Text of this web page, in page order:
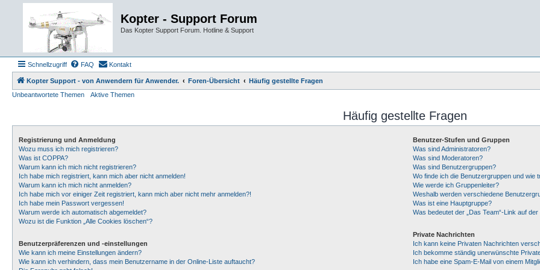
Kopter - Support Forum
Das Kopter Support Forum. Hotline & Support
Schnellzugriff FAQ Kontakt
Kopter Support - von Anwendern für Anwender. Foren-Übersicht
Häufig gestellte Fragen
Unbeantwortete Themen
Aktive Themen
Häufig gestellte Fragen
Registrierung und Anmeldung
Wozu muss ich mich registrieren?
Was ist COPPA?
Warum kann ich mich nicht registrieren?
Ich habe mich registriert, kann mich aber nicht anmelden!
Warum kann ich mich nicht anmelden?
Ich habe mich vor einiger Zeit registriert, kann mich aber nicht mehr anmelden?!
Ich habe mein Passwort vergessen!
Warum werde ich automatisch abgemeldet?
Wozu ist die Funktion „Alle Cookies löschen“?
Benutzerpräferenzen und -einstellungen
Wie kann ich meine Einstellungen ändern?
Wie kann ich verhindern, dass mein Benutzername in der Online-Liste auftaucht?
Benutzer-Stufen und Gruppen
Was sind Administratoren?
Was sind Moderatoren?
Was sind Benutzergruppen?
Wo finde ich die Benutzergruppen und wie
Wie werde ich Gruppenleiter?
Weshalb werden verschiedene
Was ist eine Hauptgruppe?
Was bedeutet der „Das Team“-Link auf
Private Nachrichten
Ich kann keine Privaten Nachrichten
Ich bekomme ständig unerwünschte
Ich habe eine Spam-E-Mail von einem